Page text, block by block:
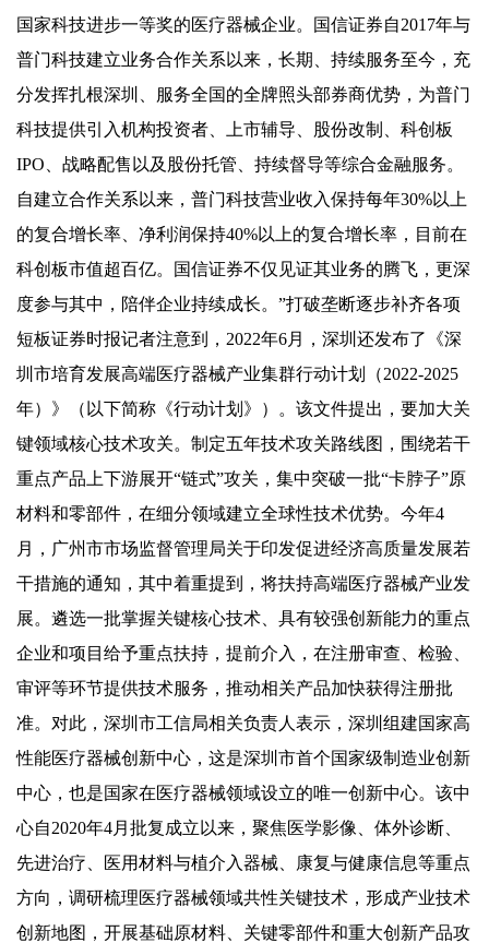
国家科技进步一等奖的医疗器械企业。国信证券自2017年与
普门科技建立业务合作关系以来，长期、持续服务至今，充
分发挥扎根深圳、服务全国的全牌照头部券商优势，为普门
科技提供引入机构投资者、上市辅导、股份改制、科创板
IPO、战略配售以及股份托管、持续督导等综合金融服务。
自建立合作关系以来，普门科技营业收入保持每年30%以上
的复合增长率、净利润保持40%以上的复合增长率，目前在
科创板市值超百亿。国信证券不仅见证其业务的腾飞，更深
度参与其中，陪伴企业持续成长。”打破垄断逐步补齐各项
短板证券时报记者注意到，2022年6月，深圳还发布了《深
圳市培育发展高端医疗器械产业集群行动计划（2022-2025
年）》（以下简称《行动计划》）。该文件提出，要加大关
键领域核心技术攻关。制定五年技术攻关路线图，围绕若干
重点产品上下游展开“链式”攻关，集中突破一批“卡脖子”原
材料和零部件，在细分领域建立全球性技术优势。今年4
月，广州市市场监督管理局关于印发促进经济高质量发展若
干措施的通知，其中着重提到，将扶持高端医疗器械产业发
展。遴选一批掌握关键核心技术、具有较强创新能力的重点
企业和项目给予重点扶持，提前介入，在注册审查、检验、
审评等环节提供技术服务，推动相关产品加快获得注册批
准。对此，深圳市工信局相关负责人表示，深圳组建国家高
性能医疗器械创新中心，这是深圳市首个国家级制造业创新
中心，也是国家在医疗器械领域设立的唯一创新中心。该中
心自2020年4月批复成立以来，聚焦医学影像、体外诊断、
先进治疗、医用材料与植介入器械、康复与健康信息等重点
方向，调研梳理医疗器械领域共性关键技术，形成产业技术
创新地图，开展基础原材料、关键零部件和重大创新产品攻